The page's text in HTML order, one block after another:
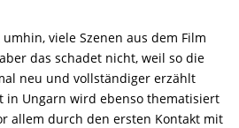
viele Szenen aus dem Film
das schadet nicht, weil so die
neu und vollständiger erzählt
in Ungarn wird ebenso thematisiert
allem durch den ersten Kontakt mit